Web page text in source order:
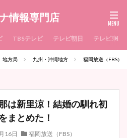
情報専門店
TBSテレビ テレビ朝日 テレビ東京
地方局 九州・沖縄地方 福岡放送（FBS）
は新里涼！結婚の馴れ初
まとめた！
16日
福岡放送（FBS）